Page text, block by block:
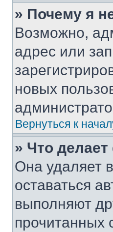
» Почему я
Возможно,
адрес или
новых
Вернуться к
» Что
Она удаляет
оставаться
выполняют
прочитанных